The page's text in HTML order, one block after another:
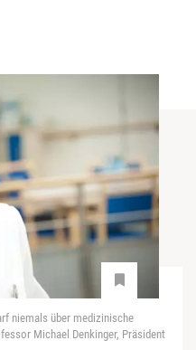
niemals über medizinische
Michael Denkinger, Präsident